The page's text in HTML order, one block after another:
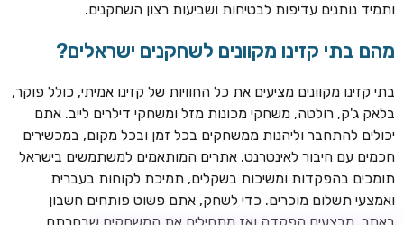
חבילת קבלת פנים: בונוס 100% עד 300€ + 100 ספיני בונוס על
ההפקדה הראשונה
CASOO
בונוס מתגלגל עד 2,000 ₪ + 200 ספינים חינם לשחקנים
חדשים
ROYSPINS
חינם על ההפקדות הראשונות
ותמיד נותנים עדיפות לבטיחות ושביעות רצון השחקנים.
מהם בתי קזינו מקוונים לשחקנים ישראלים?
בתי קזינו מקוונים מציעים את כל החוויות של קזינו אמיתי, כולל פוקר,
בלאק ג'ק, רולטה, משחקי מכונות מזל ומשחקי דילרים לייב. אתם
יכולים להתחבר וליהנות ממשחקים בכל זמן ובכל מקום, במכשירים
חכמים עם חיבור לאינטרנט. אתרים המותאמים למשתמשים בישראל
תומכים בהפקדות ומשיכות בשקלים, תמיכת לקוחות בעברית
ואמצעי תשלום מוכרים. כדי לשחק, אתם פשוט פותחים חשבון